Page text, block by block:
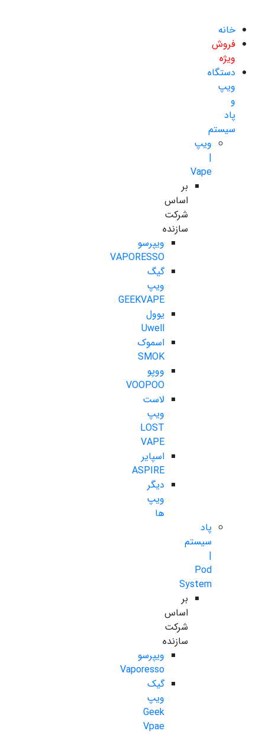
خانه
فروش
ویژه
دستگاه
ویپ
و
پاد
سیستم
ویپ
|
Vape
بر
اساس
شرکت
سازنده
ویپرسو
VAPORESSO
گیگ
ویپ
GEEKVAPE
یوول
Uwell
اسموک
SMOK
ووپو
VOOPOO
لاست
ویپ
LOST
VAPE
اسپایر
ASPIRE
دیگر
ویپ
ها
پاد
سیستم
|
Pod
System
بر
اساس
شرکت
سازنده
ویپرسو
Vaporesso
گیک
ویپ
Geek
Vpae